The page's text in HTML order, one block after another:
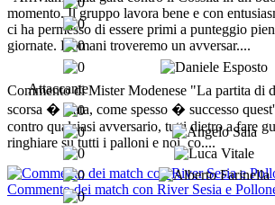
momento. Il gruppo lavora bene e con
ci ha permesso di essere primi a punteggio
giornate. Domani troveremo un avversar....
Commento di Mister Modenese "La partita di
scorsa � stata, come spesso � successo
contro qualsiasi avversario, tutti dietro a fare
ringhiare su tutti i palloni e noi, co....
Commento dei match con River Sesia e
Attaccante